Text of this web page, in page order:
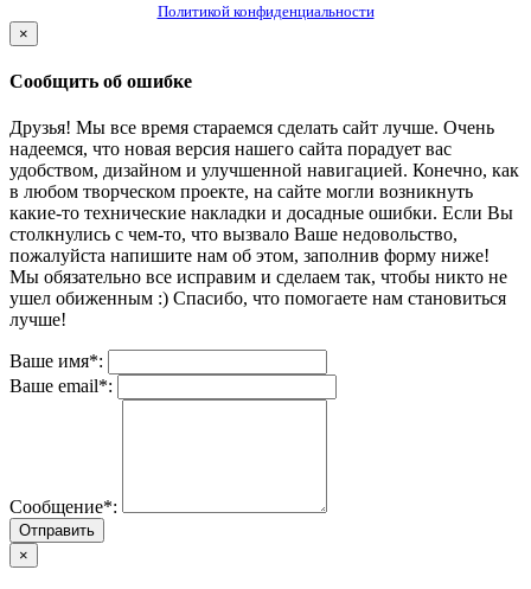
Политикой конфиденциальности
×
Сообщить об ошибке
Друзья! Мы все время стараемся сделать сайт лучше. Очень
надеемся, что новая версия нашего сайта порадует вас
удобством, дизайном и улучшенной навигацией. Конечно, как
в любом творческом проекте, на сайте могли возникнуть
какие-то технические накладки и досадные ошибки. Если Вы
столкнулись с чем-то, что вызвало Ваше недовольство,
пожалуйста напишите нам об этом, заполнив форму ниже!
Мы обязательно все исправим и сделаем так, чтобы никто не
ушел обиженным :) Спасибо, что помогаете нам становиться
лучше!
Ваше имя*:
Ваше email*:
Сообщение*:
Отправить
×